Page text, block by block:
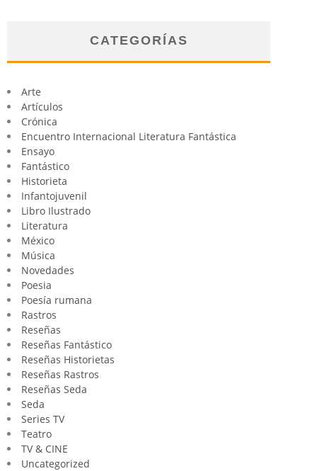
CATEGORÍAS
Arte
Artículos
Crónica
Encuentro Internacional Literatura Fantástica
Ensayo
Fantástico
Historieta
Infantojuvenil
Libro Ilustrado
Literatura
México
Música
Novedades
Poesia
Poesía rumana
Rastros
Reseñas
Reseñas Fantástico
Reseñas Historietas
Reseñas Rastros
Reseñas Seda
Seda
Series TV
Teatro
TV & CINE
Uncategorized